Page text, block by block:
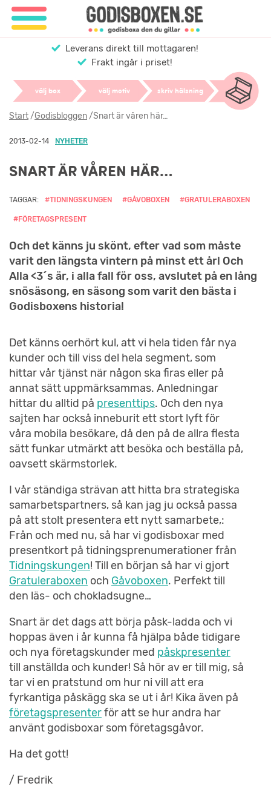
Leverans direkt till mottagaren!
Frakt ingår i priset!
välj box välj motiv skriv hälsning
Start/Godisbloggen/Snart är våren här…
2013-02-14 NYHETER
SNART ÄR VÅREN HÄR…
TAGGAR: #TIDNINGSKUNGEN #GÅVOBOXEN #GRATULERABOXEN
#FÖRETAGSPRESENT
Och det känns ju skönt, efter vad som måste
varit den längsta vintern på minst ett år! Och
Alla <3´s är, i alla fall för oss, avslutet på en lång
snösäsong, en säsong som varit den bästa i
Godisboxens historia!
Det känns oerhört kul, att vi hela tiden får nya
kunder och till viss del hela segment, som
hittar vår tjänst när någon ska firas eller på
annat sätt uppmärksammas. Anledningar
hittar du alltid på presenttips. Och den nya
sajten har också inneburit ett stort lyft för
våra mobila besökare, då den på de allra flesta
sätt funkar utmärkt att besöka och beställa på,
oavsett skärmstorlek.
I vår ständiga strävan att hitta bra strategiska
samarbetspartners, så kan jag ju också passa
på att stolt presentera ett nytt samarbete,:
Från och med nu, så har vi godisboxar med
presentkort på tidningsprenumerationer från
Tidningskungen! Till en början så har vi gjort
Gratuleraboxen och Gåvoboxen. Perfekt till
den läs- och chokladsugne…
Snart är det dags att börja påsk-ladda och vi
hoppas även i år kunna få hjälpa både tidigare
och nya företagskunder med påskpresenter
till anställda och kunder! Så hör av er till mig, så
tar vi en pratstund om hur ni vill att era
fyrkantiga påskägg ska se ut i år! Kika även på
företagspresenterför att se hur andra har
använt godisboxar som företagsgåvor.
Ha det gott!
/ Fredrik